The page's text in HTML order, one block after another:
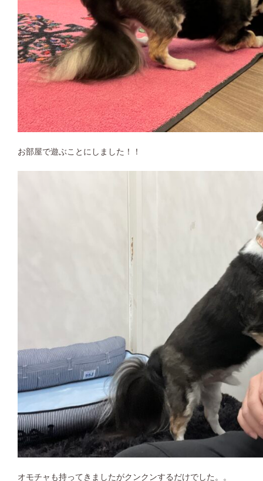
お部屋で遊ぶことにしました！！
オモチャも持ってきましたがクンクンするだけでした。。